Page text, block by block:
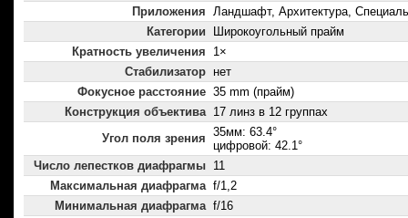
Приложения Ландшафт, Архитектура,
Категории
Широкоугольный прайм
Кратность увеличения
1×
Стабилизатор нет
Фокусное расстояние 35 mm (прайм)
Конструкция объектива 17 линз в 12 группах
Угол поля зрения 35мм: 63.4°
цифровой: 42.1°
Число лепестков диафрагмы 11
Максимальная диафрагма f/1,2
Минимальная диафрагма f/16